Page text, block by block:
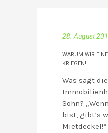
28. August
WARUM WIR
KRIEGEN!
Was sagt
Sohn?
bist, gibt’s
Mietdeckel!“